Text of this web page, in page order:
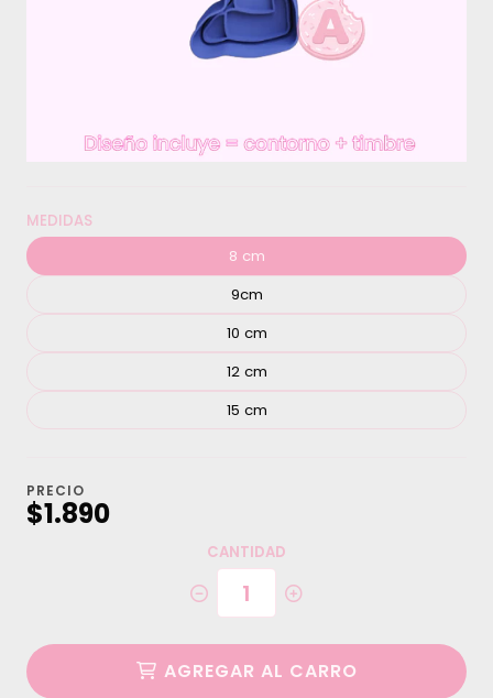
MEDIDAS
8 cm
9cm
10 cm
12 cm
15 cm
PRECIO
$1.890
CANTIDAD
AGREGAR AL CARRO